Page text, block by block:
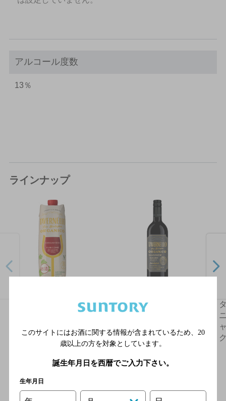
アルコール度数
13％
ラインナップ
タヴェルネッロ オルガ
ニコ サンジョヴェーゼ
タヴェルネッロ オルガ
ニコ サンジョヴェーゼ
このサイトにはお酒に関する情報が含まれているため、 20
歳以上の方を対象としています。
誕生年月日を西暦でご入力下さい。
生年月日